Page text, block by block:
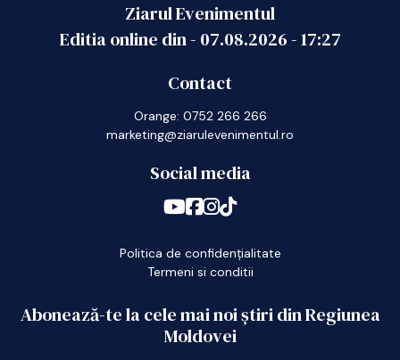
Ziarul Evenimentul
Editia online din - 07.08.2026-17:27
Contact
Orange: 0752 266 266
marketing@ziarulevenimentul.ro
Social media
Politica de confidențialitate
Termeni si conditii
Abonează-te la cele mai noi știri din Regiunea
Moldovei